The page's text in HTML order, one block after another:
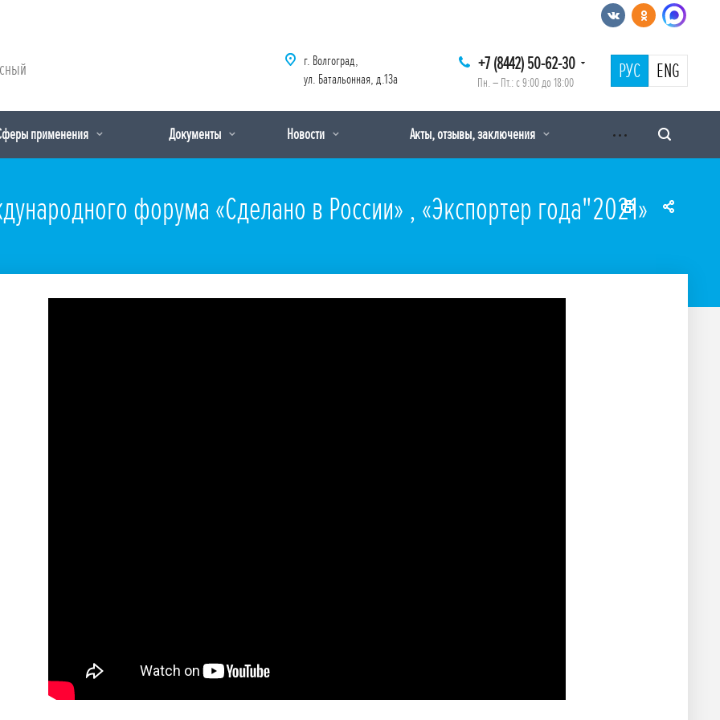
+7 (8442) 50-62-30
Пн. – Пт.: с 9:00 до 18:00 РУС ENG
г. Волгоград,
ул. Батальонная, д.13а
применения Документы Новости Акты, отзывы, заключения
форума «Сделано в России» , «Экспортер года"2021»